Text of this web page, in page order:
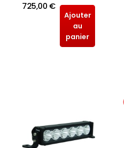
725,00 €
Ajouter
au
panier